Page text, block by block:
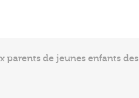
parents de jeunes enfants des